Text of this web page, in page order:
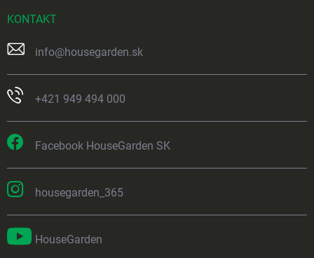
KONTAKT
info@housegarden.sk
+421 949 494 000
Facebook HouseGarden SK
housegarden_365
HouseGarden